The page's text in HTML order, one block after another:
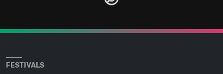
FESTIVALS